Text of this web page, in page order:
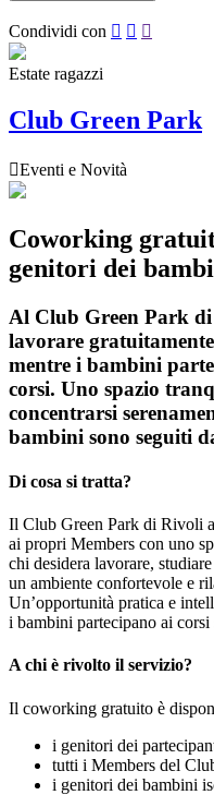
Condividi con   
Estate ragazzi
Club Green Park
Eventi e Novità
Coworking
genitori dei
Al Club Green Park
lavorare
mentre i bambini
corsi. Uno spazio
concentrarsi
bambini sono seguiti
Di cosa si tratta?
Il Club Green Park di Rivoli
ai propri Members con uno
chi desidera lavorare,
un ambiente confortevole e
Un’opportunità pratica e
i bambini partecipano ai
A chi è rivolto il servizio?
Il coworking gratuito è
i genitori dei
tutti i Members del
i genitori dei bambini